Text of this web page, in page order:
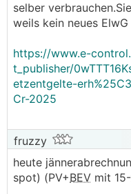
selber
weils kein neues
https://www.e-
t_publisher/
etzentgelte-
Cr-2025
fruzzy
heute
spot) (PV+BEV mit